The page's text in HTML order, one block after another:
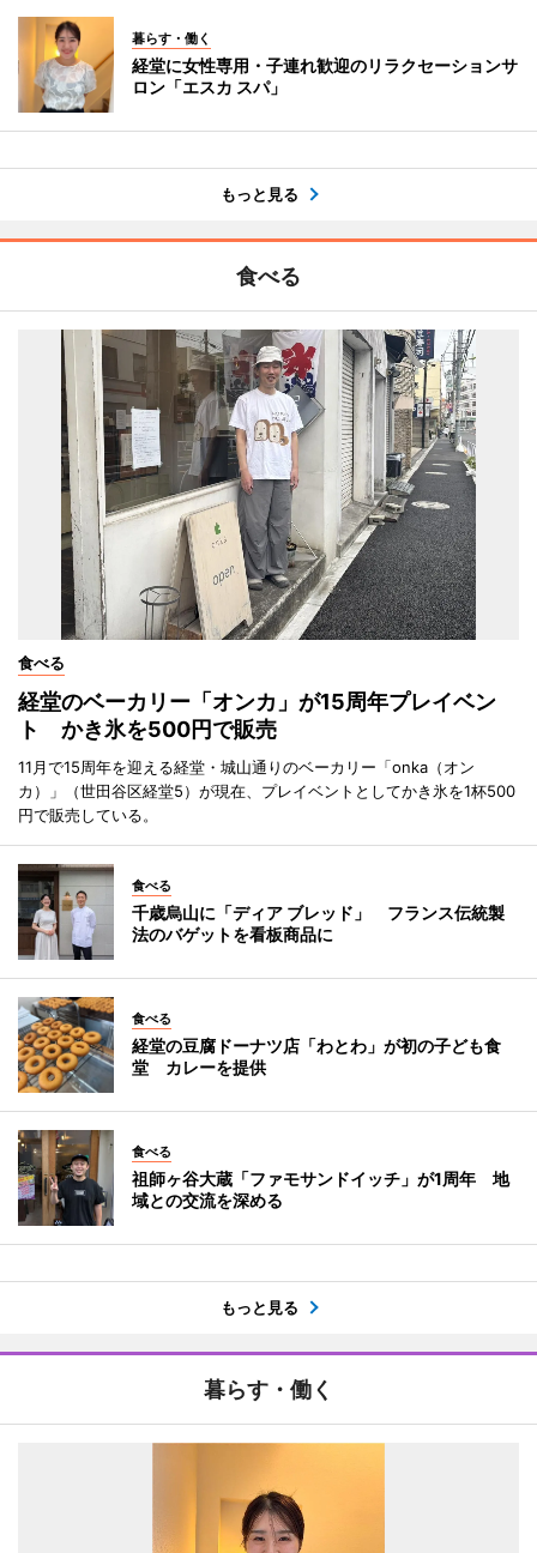
暮らす・働く
経堂に女性専用・子連れ歓迎のリラクセーションサ
ロン「エスカ スパ」
もっと見る
食べる
食べる
経堂のベーカリー「オンカ」が15周年プレイベン
ト かき氷を500円で販売
11月で15周年を迎える経堂・城山通りのベーカリー「onka（オン
カ）」（世田谷区経堂5）が現在、プレイベントとしてかき氷を1杯500
円で販売している。
食べる
千歳烏山に「ディア ブレッド」 フランス伝統製
法のバゲットを看板商品に
食べる
経堂の豆腐ドーナツ店「わとわ」が初の子ども食
堂 カレーを提供
食べる
祖師ヶ谷大蔵「ファモサンドイッチ」が1周年 地
域との交流を深める
もっと見る
暮らす・働く